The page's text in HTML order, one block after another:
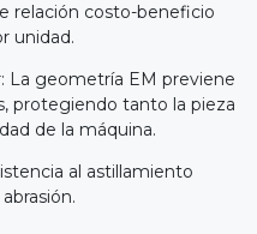
relación costo-beneficio
unidad.
La geometría EM previene
protegiendo tanto la pieza
de la máquina.
al astillamiento